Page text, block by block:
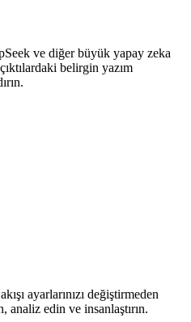
ve diğer büyük yapay zeka
belirgin yazım
ayarlarınızı değiştirmeden
edin ve insanlaştırın.